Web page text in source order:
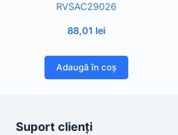
RVSAC29026
88,01 lei
Adaugă în coș
Suport clienți